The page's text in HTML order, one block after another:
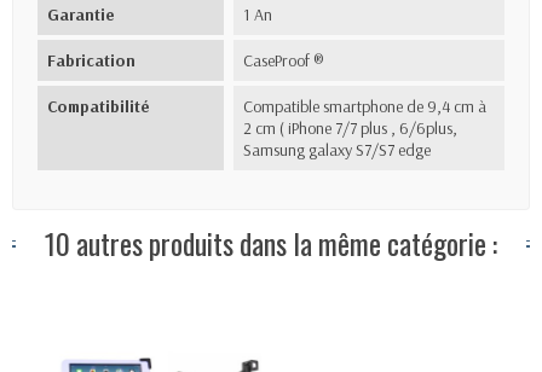
Garantie 1 An
Fabrication CaseProof ®
Compatibilité
Compatible smartphone de 9,4 cm à
2 cm ( iPhone 7/7 plus , 6/6plus,
Samsung galaxy S7/S7 edge
10 autres produits dans la même catégorie :